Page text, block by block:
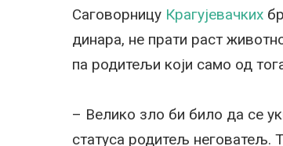
Саговорницу Крагујевачких
динара, не прати раст
па родитељи који само од
– Велико зло би било да се
статуса родитељ неговатељ.